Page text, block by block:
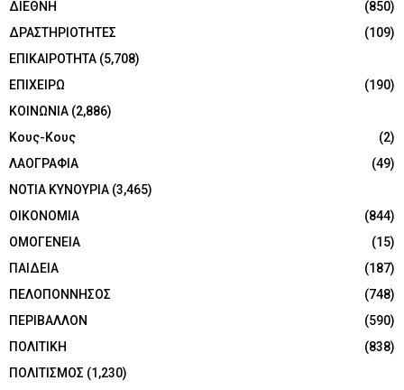
ΔΙΕΘΝΗ
(850)
ΔΡΑΣΤΗΡΙΟΤΗΤΕΣ
(109)
ΕΠΙΚΑΙΡΟΤΗΤΑ (5,708)
ΕΠΙΧΕΙΡΩ
(190)
ΚΟΙΝΩΝΙΑ (2,886)
Κους-Κους
(2)
ΛΑΟΓΡΑΦΙΑ
(49)
ΝΟΤΙΑ ΚΥΝΟΥΡΙΑ (3,465)
ΟΙΚΟΝΟΜΙΑ
(844)
ΟΜΟΓΕΝΕΙΑ
(15)
ΠΑΙΔΕΙΑ
(187)
ΠΕΛΟΠΟΝΝΗΣΟΣ
(748)
ΠΕΡΙΒΑΛΛΟΝ
(590)
ΠΟΛΙΤΙΚΗ
(838)
ΠΟΛΙΤΙΣΜΟΣ (1,230)